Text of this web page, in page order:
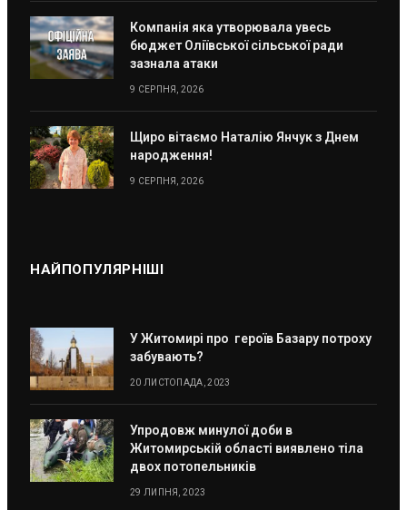
Компанія яка утворювала увесь
бюджет Оліївської сільської ради
зазнала атаки
9 СЕРПНЯ, 2026
Щиро вітаємо Наталію Янчук з Днем
народження!
9 СЕРПНЯ, 2026
НАЙПОПУЛЯРНІШІ
У Житомирі про героїв Базару потроху
забувають?
20 ЛИСТОПАДА, 2023
Упродовж минулої доби в
Житомирській області виявлено тіла
двох потопельників
29 ЛИПНЯ, 2023